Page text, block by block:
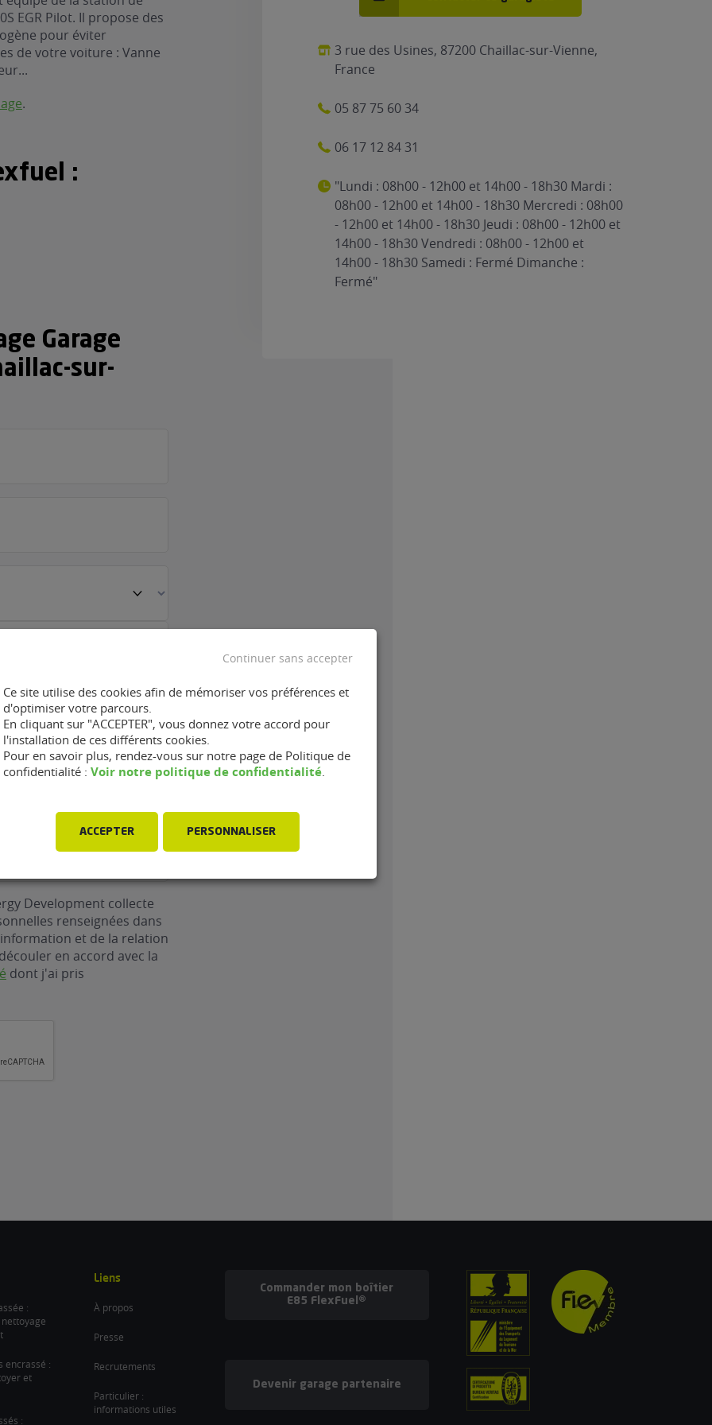
EGR Pilot. Il propose des
pour éviter
de votre voiture : Vanne
.
:
3 rue des Usines, 87200 Chaillac-sur-Vienne,
France
05 87 75 60 34
06 17 12 84 31
"Lundi : 08h00 - 12h00 et 14h00 - 18h30 Mardi :
08h00 - 12h00 et 14h00 - 18h30 Mercredi : 08h00
- 12h00 et 14h00 - 18h30 Jeudi : 08h00 - 12h00 et
14h00 - 18h30 Vendredi : 08h00 - 12h00 et
14h00 - 18h30 Samedi : Fermé Dimanche :
Fermé"
Garage
sur-
Development collecte
renseignées dans
et de la relation
en accord avec la
dont j'ai pris
:
encrassé :
et
:
Liens
À propos
Presse
Recrutements
Particulier :
informations utiles
Commander mon boîtier
E85 FlexFuel®
Devenir garage partenaire
Ce site utilise des cookies afin de mémoriser vos préférences et
d'optimiser votre parcours.
En cliquant sur "ACCEPTER", vous donnez votre accord pour
l'installation de ces différents cookies.
Pour en savoir plus, rendez-vous sur notre page de Politique de
confidentialité : Voir notre politique de confidentialité.
ACCEPTER PERSONNALISER
Continuer sans accepter